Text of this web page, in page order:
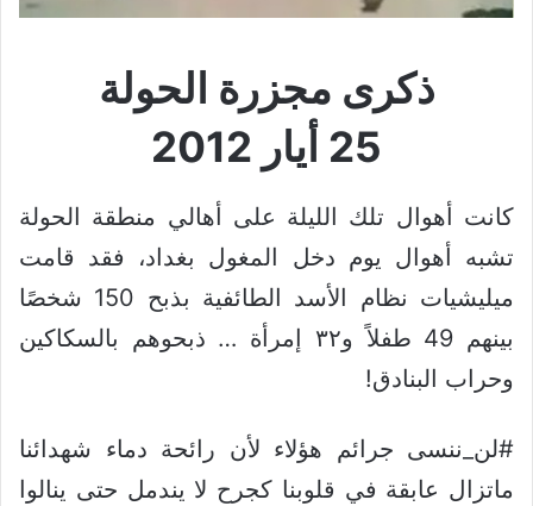
ذكرى مجزرة الحولة
25 أيار 2012
كانت أهوال تلك الليلة على أهالي منطقة الحولة
تشبه أهوال يوم دخل المغول بغداد، فقد قامت
ميليشيات نظام الأسد الطائفية بذبح 150 شخصًا
بينهم 49 طفلاً و٣٢ إمرأة … ذبحوهم بالسكاكين
وحراب البنادق!
#لن_ننسى جرائم هؤلاء لأن رائحة دماء شهدائنا
ماتزال عابقة في قلوبنا كجرح لا يندمل حتى ينالوا